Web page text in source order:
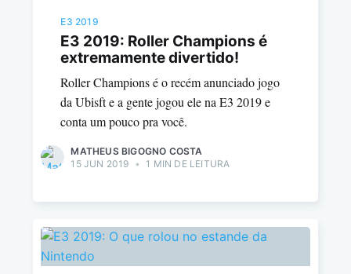
E3 2019
E3 2019: Roller Champions é
extremamente divertido!
Roller Champions é o recém anunciado jogo
da Ubisft e a gente jogou ele na E3 2019 e
conta um pouco pra você.
MATHEUS BIGOGNO COSTA
15 JUN 2019 • 1 MIN DE LEITURA